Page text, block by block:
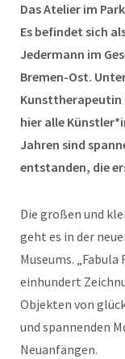
Das Atelier im
Es befindet sich
Jedermann im
Bremen-Ost.
Kunsttherapeutin
hier alle
Jahren sind
entstanden, die
Die großen und
geht es in der
Museums.
einhundert
Objekten von
und spannenden
Neuanfängen.